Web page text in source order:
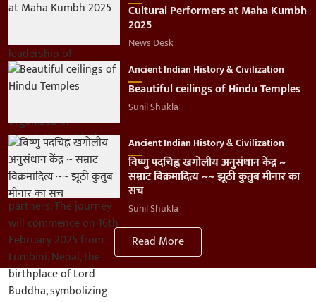
Cultural Performers at Maha Kumbh
2025
News Desk
Ancient Indian History & Civilization
Beautiful ceilings of Hindu Temples
Sunil Shukla
Ancient Indian History & Civilization
विष्णु पदचिह्न खगोलीय अनुसंधान केंद्र ~
सम्राट विक्रमादित्य ~~ झूठी कुतुब मीनार का
सच
Sunil Shukla
Read More